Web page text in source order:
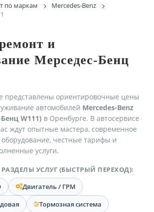
по маркам
Mercedes-Benz
и
Мерседес-Бенц
представлены ориентировочные цены
автомобилей Mercedes-Benz
W111) в Оренбурге. В автосервисе
ждут опытные мастера, современное
оборудование, честные тарифы и
услуги.
УСЛУГ (БЫСТРЫЙ ПЕРЕХОД):
Двигатель / ГРМ
Тормозная система